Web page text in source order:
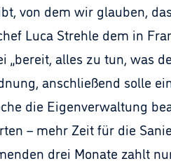
von dem wir glauben,
Luca Strehle dem in
„bereit, alles zu tun, was
anschließend solle
die Eigenverwaltung
– mehr Zeit für die
drei Monate zahlt